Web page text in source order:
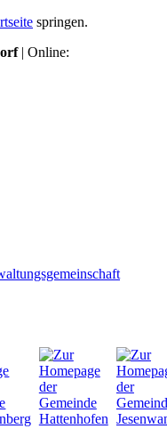
springen.
| Online: